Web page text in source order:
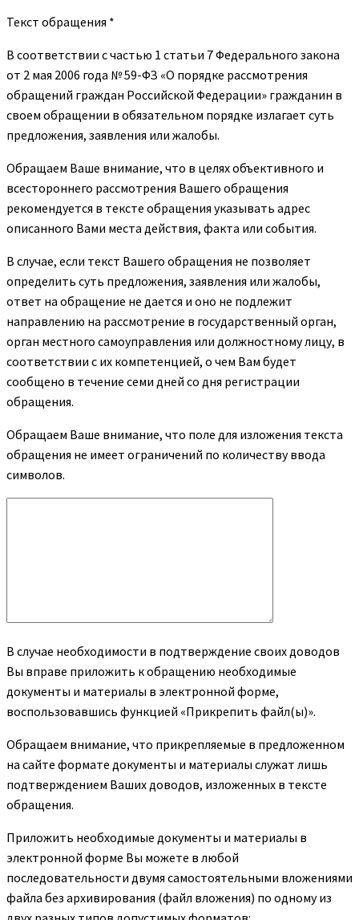
Текст обращения *
В соответствии с частью 1 статьи 7 Федерального закона
от 2 мая 2006 года № 59-ФЗ «О порядке рассмотрения
обращений граждан Российской Федерации» гражданин в
своем обращении в обязательном порядке излагает суть
предложения, заявления или жалобы.
Обращаем Ваше внимание, что в целях объективного и
всестороннего рассмотрения Вашего обращения
рекомендуется в тексте обращения указывать адрес
описанного Вами места действия, факта или события.
В случае, если текст Вашего обращения не позволяет
определить суть предложения, заявления или жалобы,
ответ на обращение не дается и оно не подлежит
направлению на рассмотрение в государственный орган,
орган местного самоуправления или должностному лицу, в
соответствии с их компетенцией, о чем Вам будет
сообщено в течение семи дней со дня регистрации
обращения.
Обращаем Ваше внимание, что поле для изложения текста
обращения не имеет ограничений по количеству ввода
символов.
В случае необходимости в подтверждение своих доводов
Вы вправе приложить к обращению необходимые
документы и материалы в электронной форме,
воспользовавшись функцией «Прикрепить файл(ы)».
Обращаем внимание, что прикрепляемые в предложенном
на сайте формате документы и материалы служат лишь
подтверждением Ваших доводов, изложенных в тексте
обращения.
Приложить необходимые документы и материалы в
электронной форме Вы можете в любой
последовательности двумя самостоятельными вложениями
файла без архивирования (файл вложения) по одному из